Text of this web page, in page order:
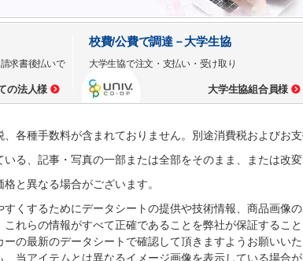
求書後払いで
の法人様
校費/公費で調達－大学生協
大学生協で注文・支払い・受け取り
大学生協組合員様
各種手数料が含まれておりません。別途消費税およびお
る、記事・写真の一部または全部をそのまま、または改
と異なる場合がございます。
くするためにデータシートの提供や技術情報、商品画像の
れらの情報がすべて正確であることを弊社が保証すること
の最新のデータシートで確認して頂きますようお願いいた
当アイテムとは異なるイメージ画像を表示している場合が